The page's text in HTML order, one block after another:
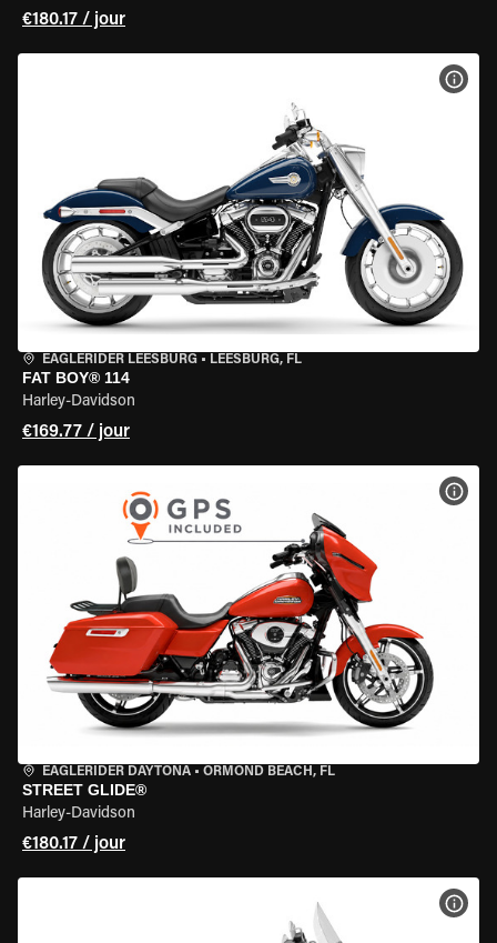
€180.17 / jour
EAGLERIDER LEESBURG • LEESBURG, FL
FAT BOY® 114
Harley-Davidson
€169.77 / jour
EAGLERIDER DAYTONA • ORMOND BEACH, FL
STREET GLIDE®
Harley-Davidson
€180.17 / jour